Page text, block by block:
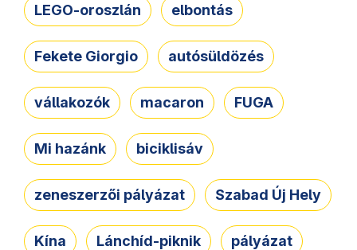
LEGO-oroszlán elbontás
Fekete Giorgio autósüldözés
vállakozók macaron FUGA
Mi hazánk biciklisáv
zeneszerzői pályázat Szabad Új Hely
Kína Lánchíd-piknik pályázat